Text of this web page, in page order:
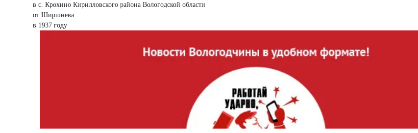
в с. Крохино Кирилловского района Вологодской области
от Ширшнева
в 1937 году